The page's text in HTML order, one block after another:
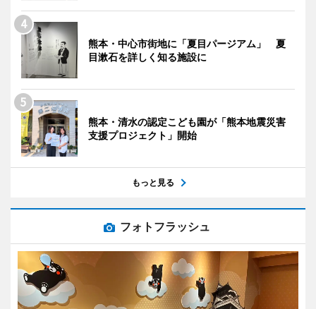
熊本・中心市街地に「夏目パージアム」 夏
目漱石を詳しく知る施設に
熊本・清水の認定こども園が「熊本地震災害
支援プロジェクト」開始
もっと見る
フォトフラッシュ